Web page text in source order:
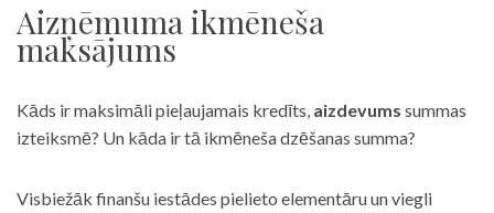
Aizņēmuma ikmēneša
maksājums
Kāds ir maksimāli pieļaujamais kredīts, aizdevums summas
izteiksmē? Un kāda ir tā ikmēneša dzēšanas summa?
Visbiežāk finanšu iestādes pielieto elementāru un viegli